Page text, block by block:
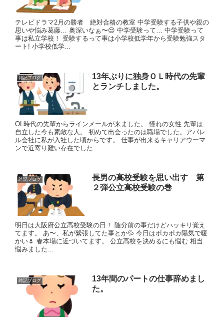
テレビドラマ2月の勝者 絶対合格の教室 中学受験する子供や親の
思いや悩み葛藤… 奥深いなぁ〜😔 中学受験って… 中学受験って
事は私立学校！ 受験するって事は小学校低学年から受験勉強スタ
ート! 小学校低学...
雑記ブログ
13年ぶりに独身ＯＬ時代の先輩
とランチしました。
OL時代の先輩からラインメールが来ました。 憧れの女性 先輩は
自立した今も素敵な人。 初めて出会ったのは職場でした。アパレ
ル会社に私が入社した頃からです。 仕事が出来るキャリアウーマ
ンで近寄り難い存在でした...
雑記ブログ
長男の高校受験を思い出す 第
２弾公立高校受験の巻
明日は大阪府公立高校受験の日！ 随分前の事だけどハッキリ覚え
てます。 あ〜、私が緊張してた事とか💦 今日はポカポカ陽気で暖
かい🌷 春本場に近づいてます。 公立高校を決めるにも悩む 相当
悩みました...
雑記ブログ
13年間のパートの仕事辞めまし
た。